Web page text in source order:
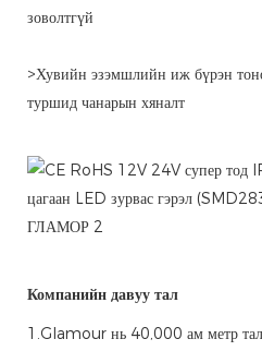
зоволтгүй
>Хувийн эзэмшлийн иж бүрэн
туршид чанарын хяналт
Компанийн давуу тал
1.Glamour нь 40,000 ам метр